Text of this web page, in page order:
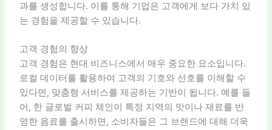
과를 생성합니다. 이를 통해 기업은 고객에게 보다 가치 있
는 경험을 제공할 수 있습니다.
고객 경험의 향상
고객 경험은 현대 비즈니스에서 매우 중요한 요소입니다.
로컬 데이터를 활용하여 고객의 기호와 선호를 이해할 수
있다면, 맞춤형 서비스를 제공하는 기반이 됩니다. 예를 들
어, 한 글로벌 커피 체인이 특정 지역의 맛이나 재료를 반
영한 음료를 출시하면, 소비자들은 그 브랜드에 대해 더욱